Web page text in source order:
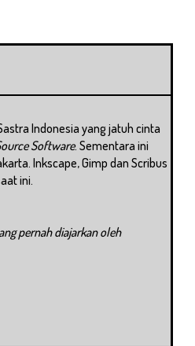
Indonesia yang jatuh cinta
Software. Sementara ini
Inkscape, Gimp dan Scribus
ini.
pernah diajarkan oleh